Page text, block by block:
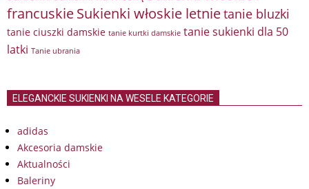
francuskieSukienki włoskie letnietanie bluzki
tanie ciuszki damskie tanie kurtki damskie tanie sukienki dla 50
latki Tanie ubrania
ELEGANCKIE SUKIENKI NA WESELE KATEGORIE
adidas
Akcesoria damskie
Aktualności
Baleriny